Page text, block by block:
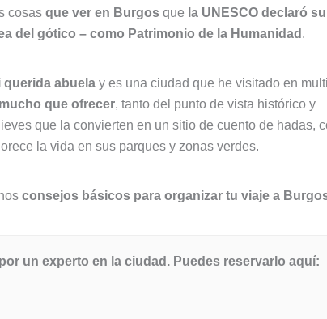
cosas que ver en Burgos que la UNESCO declaró
del gótico – como Patrimonio de la Humanidad .
querida abuela y es una ciudad que he visitado en
que ofrecer, tanto del punto de vista histórico y
que la convierten en un sitio de cuento de hadas,
la vida en sus parques y zonas verdes.
consejos básicos para organizar tu viaje a
un experto en la ciudad. Puedes reservarlo aquí: